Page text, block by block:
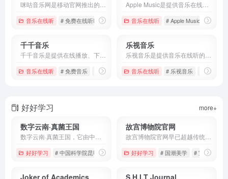
音乐在线听 # 免费在线听歌 # 免费音乐下载 # 咪咕音乐网
音乐在线听 # ‎Apple Music # 免费
千千音乐
音乐在线听 # 免费音乐 # 千千音乐 # 在线听歌
乐视音乐
音乐在线听 # 乐视音乐 # 华语音乐
好好学习 more+
数字云南·真菌王国
好好学习 # 中国科学院昆明植物研究所 # 云南野生菌数字百科全书 # 数字
故宫博物院官网
好好学习 # 国潮美学 # 宝藏网站推
Joker of Academics S.H.I.T Journal